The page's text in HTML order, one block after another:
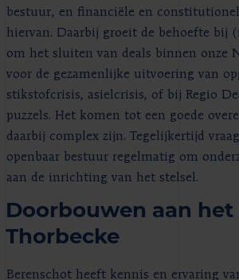
bestuur, en financiële en
hiervan. Daarbij groeit de behoefte bij
om het sluiten van deals binnen onze
voor de gezamenlijke uitvoering van
stikstofcrisis, asielcrisis, of bij Regio
puzzels. Het komen tot een goede
daarbij complex zijn. Tegelijkertijd
openbaar bestuur regelmatig om
aan de inrichting van het stelsel.
Doorbouwen aan het
Thorbecke
Berenschot heeft kennis en ervaring